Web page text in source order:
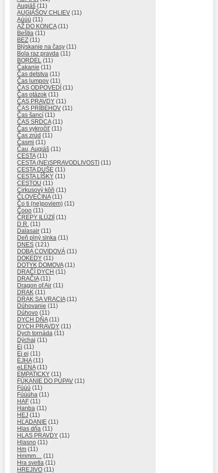
Augiáš (11)
AUGIÁŠOV CHLIEV (11)
Aúúú (11)
AŽ DO KONCA(11)
Beštia (11)
BEZ (11)
Blýskanie na časy (11)
Bola raz pravda (11)
BORDEL (11)
Čakanie (11)
Čas detstva (11)
Čas lumpov (11)
ČAS ODPOVEDÍ (11)
Čas otázok (11)
ČAS PRAVDY (11)
ČAS PRÍBEHOV (11)
Čas šancí (11)
ČAS SRDCA(11)
Čas vykročiť (11)
Čas zrúd (11)
Časmi (11)
Čau, Augiáš (11)
CESTA(11)
CESTA (NE)SPRAVODLIVOSTI (11)
CESTA DUŠE (11)
CESTA LÍŠKY (11)
CESTOU (11)
Cirkusový kôň (11)
ČLOVEČINA(11)
Čo ti (ne)poviem) (11)
Čooo (11)
ČREPY ILÚZIÍ
(11)
D.R. (11)
Dalasair (11)
Deň plný slnka (11)
DNES (121)
DOBA COVIDOVÁ (11)
DOKEDY (11)
DOTYK DOMOVA(11)
DRAČÍ DYCH (11)
DRAČIA(11)
Dragon of Air (11)
DRAK (11)
DRAK SA VRACIA(11)
Dúhovanie (11)
Dúhovo (11)
DYCH DŇA(11)
DYCH PRAVDY (11)
Dych tornáda (11)
Dýchaj (11)
Ej (11)
Ej ej (11)
EJHA(11)
eLENA(11)
EMPATICKY (11)
FÚKANIE DO PÚPAV (11)
Fúúú (11)
Fúúúha (11)
HAF (11)
Hanba (11)
HEJ (11)
HĽADANIE (11)
Hlas dňa (11)
HLAS PRAVDY (11)
Hlasno (11)
Hm (11)
Hmmm… (11)
Hra svetla (11)
HREJIVO (11)